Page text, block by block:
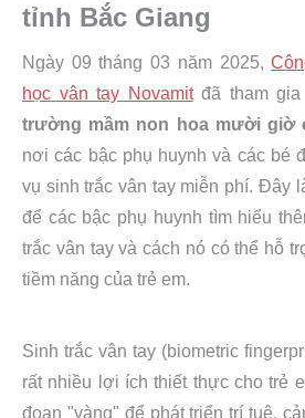
tỉnh Bắc Giang
Ngày 09 tháng 03 năm 2025,
học vân tay Novamitđã tham gia
trường mầm non hoa mười giờ
nơi các bậc phụ huynh và các bé
vụ sinh trắc vân tay miễn phí. Đây
để các bậc phụ huynh tìm hiểu
trắc vân tay và cách nó có thể hỗ
tiềm năng của trẻ em.
Sinh trắc vân tay (biometric
rất nhiều lợi ích thiết thực cho trẻ
đoạn "vàng" để phát triển trí tuệ,